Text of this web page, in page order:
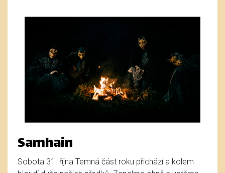
Samhain
Sobota 31. října Temná část roku přichází a kolem